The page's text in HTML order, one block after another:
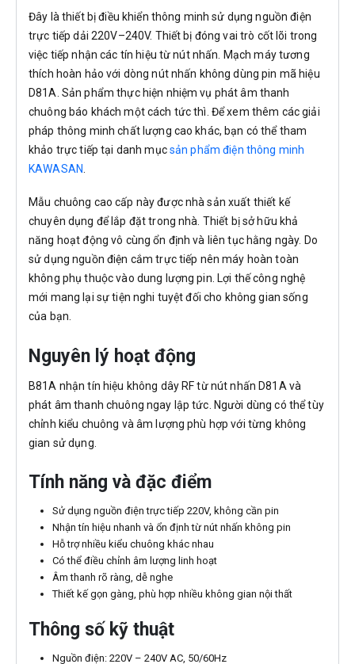
Đây là thiết bị điều khiển thông minh sử dụng nguồn điện
trực tiếp dải 220V–240V. Thiết bị đóng vai trò cốt lõi trong
việc tiếp nhận các tín hiệu từ nút nhấn. Mạch máy tương
thích hoàn hảo với dòng nút nhấn không dùng pin mã hiệu
D81A. Sản phẩm thực hiện nhiệm vụ phát âm thanh
chuông báo khách một cách tức thì. Để xem thêm các giải
pháp thông minh chất lượng cao khác, bạn có thể tham
khảo trực tiếp tại danh mụcsản phẩm điện thông minh
KAWASAN
Mẫu chuông cao cấp này được nhà sản xuất thiết kế
chuyên dụng để lắp đặt trong nhà. Thiết bị sở hữu khả
năng hoạt động vô cùng ổn định và liên tục hằng ngày. Do
sử dụng nguồn điện cắm trực tiếp nên máy hoàn toàn
không phụ thuộc vào dung lượng pin. Lợi thế công nghệ
mới mang lại sự tiện nghi tuyệt đối cho không gian sống
của bạn.
Nguyên lý hoạt động
B81A nhận tín hiệu không dây RF từ nút nhấn D81A và
phát âm thanh chuông ngay lập tức. Người dùng có thể tùy
chỉnh kiểu chuông và âm lượng phù hợp với từng không
gian sử dụng.
Tính năng và đặc điểm
Sử dụng nguồn điện trực tiếp 220V, không cần pin
Nhận tín hiệu nhanh và ổn định từ nút nhấn không pin
Hỗ trợ nhiều kiểu chuông khác nhau
Có thể điều chỉnh âm lượng linh hoạt
Âm thanh rõ ràng, dễ nghe
Thiết kế gọn gàng, phù hợp nhiều không gian nội thất
Thông số kỹ thuật
Nguồn điện: 220V – 240V AC, 50/60Hz